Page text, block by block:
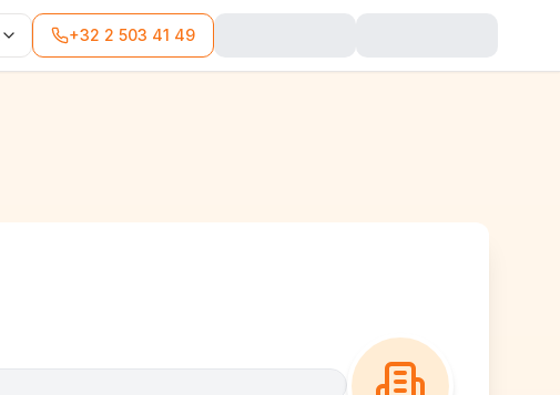
+32 2 503 41 49